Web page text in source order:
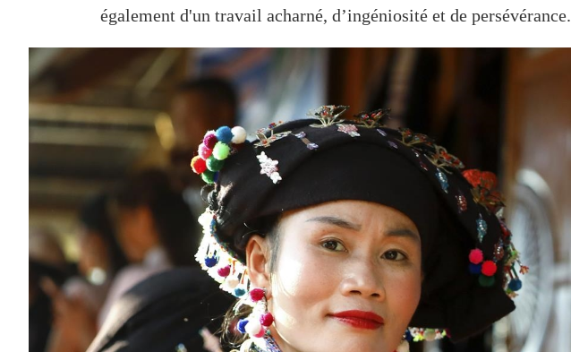
également d'un travail acharné, d’ingéniosité et de persévérance.